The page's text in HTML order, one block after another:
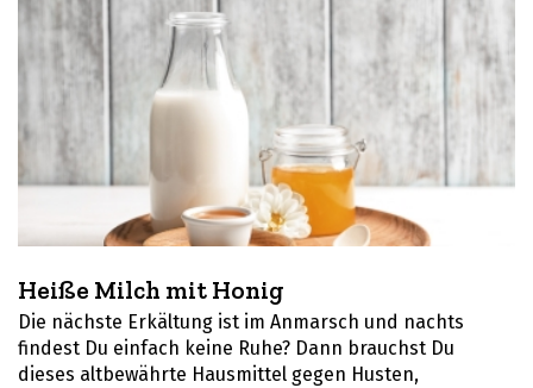
Heiße Milch mit Honig
Die nächste Erkältung ist im Anmarsch und nachts
findest Du einfach keine Ruhe? Dann brauchst Du
dieses altbewährte Hausmittel gegen Husten,